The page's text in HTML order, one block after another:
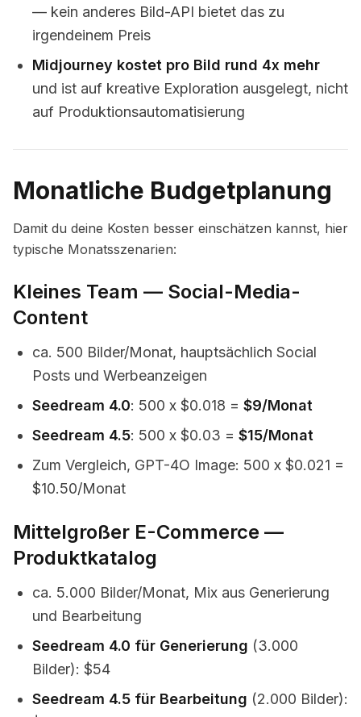
— kein anderes Bild-API bietet das zu
irgendeinem Preis
Midjourney kostet pro Bild rund 4x mehr
und ist auf kreative Exploration ausgelegt, nicht
auf Produktionsautomatisierung
Monatliche Budgetplanung
Damit du deine Kosten besser einschätzen kannst, hier
typische Monatsszenarien:
Kleines Team — Social-Media-
Content
ca. 500 Bilder/Monat, hauptsächlich Social
Posts und Werbeanzeigen
Seedream 4.0: 500 x $0.018 = $9/Monat
Seedream 4.5: 500 x $0.03 = $15/Monat
Zum Vergleich, GPT-4O Image: 500 x $0.021 =
$10.50/Monat
Mittelgroßer E-Commerce —
Produktkatalog
ca. 5.000 Bilder/Monat, Mix aus Generierung
und Bearbeitung
Seedream 4.0 für Generierung (3.000
Bilder): $54
Seedream 4.5 für Bearbeitung (2.000 Bilder):